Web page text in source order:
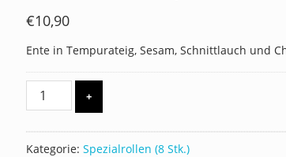
€10,90
Ente in Tempurateig, Sesam, Schnittlauch und
115.
Tomoko
+
Kategorie: Spezialrollen (8 Stk.)